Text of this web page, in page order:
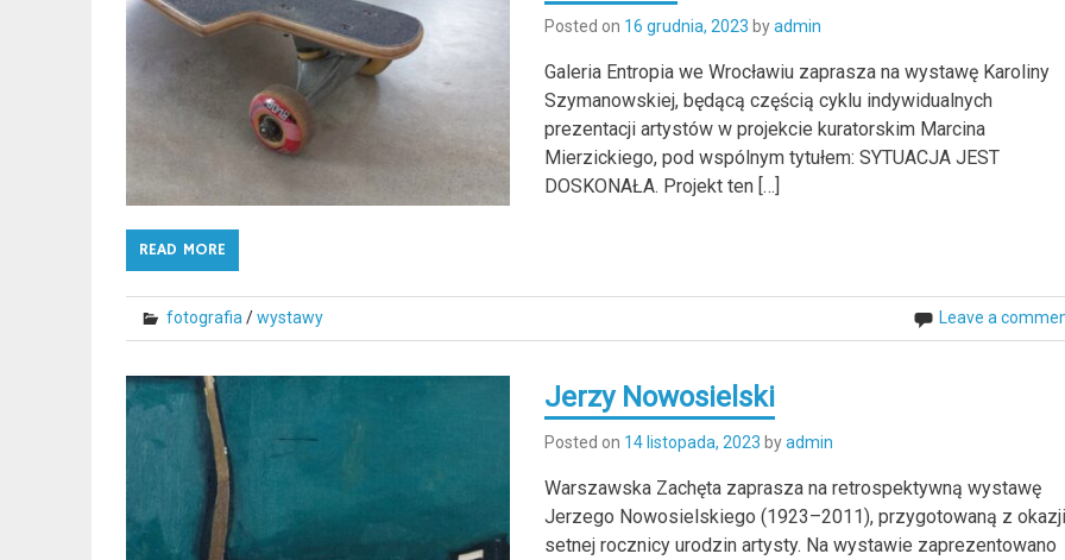
Posted on 16 grudnia, 2023 byadmin
Galeria Entropia we Wrocławiu zaprasza na wystawę Karoliny
Szymanowskiej, będącą częścią cyklu indywidualnych
prezentacji artystów w projekcie kuratorskim Marcina
Mierzickiego, pod wspólnym tytułem: SYTUACJA JEST
DOSKONAŁA. Projekt ten […]
READ MORE
fotografia /wystawy Leave a
Jerzy Nowosielski
Posted on 14 listopada, 2023 byadmin
Warszawska Zachęta zaprasza na retrospektywną wystawę
Jerzego Nowosielskiego (1923–2011), przygotowaną z okazji
setnej rocznicy urodzin artysty. Na wystawie zaprezentowano